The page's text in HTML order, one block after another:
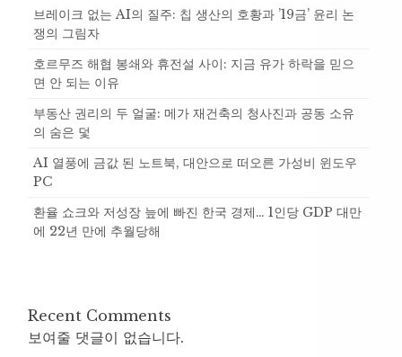
브레이크 없는 AI의 질주: 칩 생산의 호황과 ’19금’ 윤리 논
쟁의 그림자
호르무즈 해협 봉쇄와 휴전설 사이: 지금 유가 하락을 믿으
면 안 되는 이유
부동산 권리의 두 얼굴: 메가 재건축의 청사진과 공동 소유
의 숨은 덫
AI 열풍에 금값 된 노트북, 대안으로 떠오른 가성비 윈도우
PC
환율 쇼크와 저성장 늪에 빠진 한국 경제… 1인당 GDP 대만
에 22년 만에 추월당해
Recent Comments
보여줄 댓글이 없습니다.